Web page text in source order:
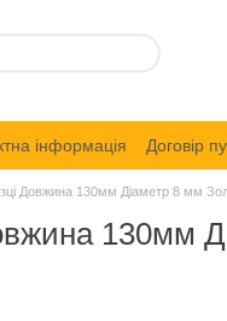
інформація
Договір
Довжина 130мм Діаметр 8 мм
130мм